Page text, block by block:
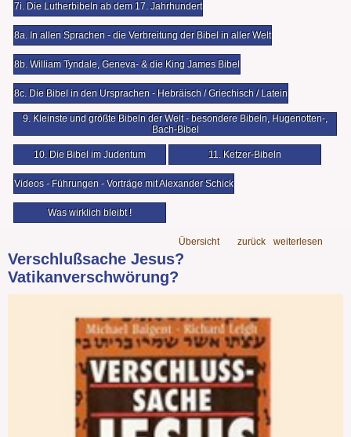
7i. Die Lutherbibeln ab dem 17. Jahrhundert
8a. In allen Sprachen - die Verbreitung der Bibel in aller Welt
8b. William Tyndale, Geneva- & die King James Bibel
8c. Die Bibel in den Ursprachen - Hebräisch / Griechisch / Latein
9. Kleinste und größte Bibeln der Welt - besondere Bibeln, Hugenotten-,
Bach-Bibel
10. Die Bibel im Judentum 11. Ketzer-Bibeln
Videos - Führungen - Vorträge mit Alexander Schick
Was wirklich bleibt !
Übersicht zurück weiterlesen
Verschlußsache Jesus?
Vatikanverschwörung?